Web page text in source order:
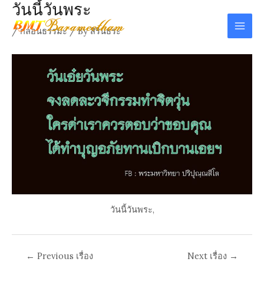
Skip
content
Main
วันนี้วันพระ
/กลอนธรรมะ/ Byสิรินธระ
วันนี้วันพระ,
Post← Previous เรื่อง Next เรื่อง →